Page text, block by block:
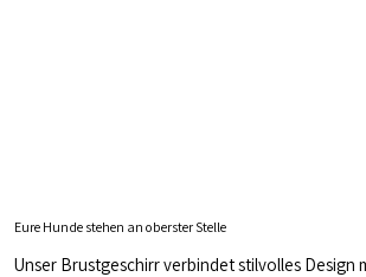
Eure Hunde stehen an oberster Stelle
Unser Brustgeschirr verbindet stilvolles Design